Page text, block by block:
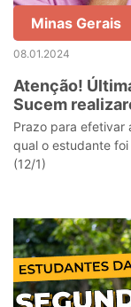
Minas Gerais
08.01.2024
Atenção!
Sucem
de ensino
Prazo para efetivar
qual o estudante
(12/1)